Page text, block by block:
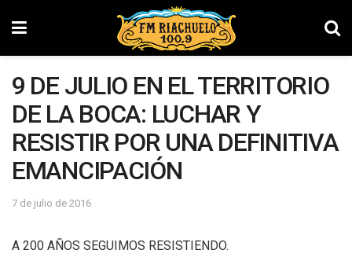
9 DE JULIO EN EL TERRITORIO
DE LA BOCA: LUCHAR Y
RESISTIR POR UNA DEFINITIVA
EMANCIPACIÓN
7 de julio de 2016
A 200 AÑOS SEGUIMOS RESISTIENDO.